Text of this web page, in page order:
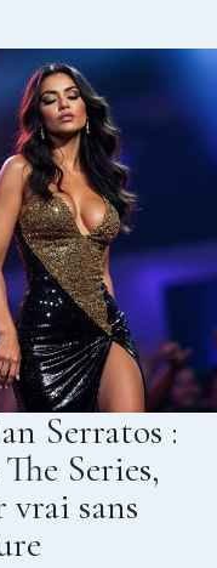
Serratos :
Series,
vrai sans